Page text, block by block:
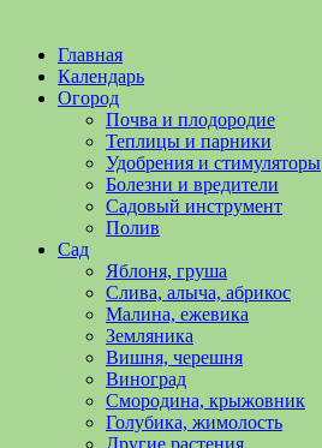
Садоводство
Огородничество
Садоводство
огородничество
полезные
уходу
овощами,
растениями
Поможем
обустройстве
Главная
Календарь
Огород
Почва и плодородие
Теплицы и парники
Удобрения и стимуляторы
Болезни и вредители
Садовый инструмент
Полив
Сад
Яблоня, груша
Слива, алыча, абрикос
Малина, ежевика
Земляника
Вишня, черешня
Виноград
Смородина, крыжовник
Голубика, жимолость
Другие растения